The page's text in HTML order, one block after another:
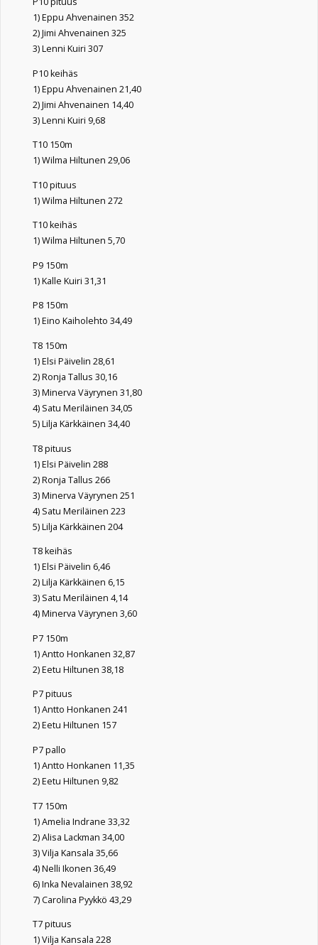
1) Eppu Ahvenainen 352
2) Jimi Ahvenainen 325
3) Lenni Kuiri 307
P10 keihäs
1) Eppu Ahvenainen 21,40
2) Jimi Ahvenainen 14,40
3) Lenni Kuiri 9,68
T10 150m
1) Wilma Hiltunen 29,06
T10 pituus
1) Wilma Hiltunen 272
T10 keihäs
1) Wilma Hiltunen 5,70
P9 150m
1) Kalle Kuiri 31,31
P8 150m
1) Eino Kaiholehto 34,49
T8 150m
1) Elsi Päivelin 28,61
2) Ronja Tallus 30,16
3) Minerva Väyrynen 31,80
4) Satu Meriläinen 34,05
5) Lilja Kärkkäinen 34,40
T8 pituus
1) Elsi Päivelin 288
2) Ronja Tallus 266
3) Minerva Väyrynen 251
4) Satu Meriläinen 223
5) Lilja Kärkkäinen 204
T8 keihäs
1) Elsi Päivelin 6,46
2) Lilja Kärkkäinen 6,15
3) Satu Meriläinen 4,14
4) Minerva Väyrynen 3,60
P7 150m
1) Antto Honkanen 32,87
2) Eetu Hiltunen 38,18
P7 pituus
1) Antto Honkanen 241
2) Eetu Hiltunen 157
P7 pallo
1) Antto Honkanen 11,35
2) Eetu Hiltunen 9,82
T7 150m
1) Amelia Indrane 33,32
2) Alisa Lackman 34,00
3) Vilja Kansala 35,66
4) Nelli Ikonen 36,49
6) Inka Nevalainen 38,92
7) Carolina Pyykkö 43,29
T7 pituus
1) Vilja Kansala 228